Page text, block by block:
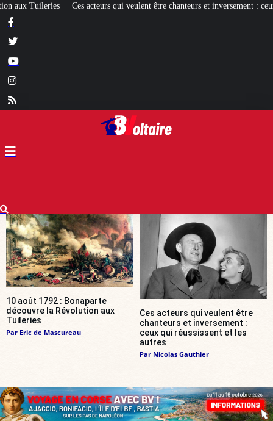
qui veulent être chanteurs et inversement : ceux qui réussissent et les autres
10 août 1792 : Bonaparte
découvre la Révolution aux
Tuileries
Par Eric de Mascureau
Ces acteurs qui veulent être
chanteurs et inversement :
ceux qui réussissent et les
autres
Par Nicolas Gauthier